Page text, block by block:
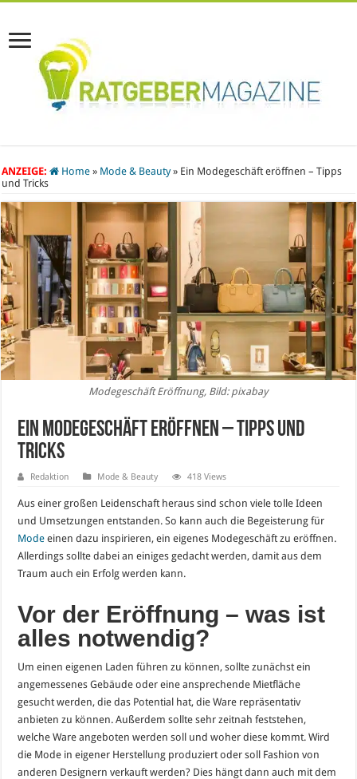
ANZEIGE: Home » Mode & Beauty » Ein Modegeschäft eröffnen – Tipps
und Tricks
Modegeschäft Eröffnung, Bild: pixabay
Ein Modegeschäft eröffnen – Tipps und
Tricks
Redaktion Mode & Beauty 418 Views
Aus einer großen Leidenschaft heraus sind schon viele tolle Ideen
und Umsetzungen entstanden. So kann auch die Begeisterung für
Mode einen dazu inspirieren, ein eigenes Modegeschäft zu eröffnen.
Allerdings sollte dabei an einiges gedacht werden, damit aus dem
Traum auch ein Erfolg werden kann.
Vor der Eröffnung – was ist
alles notwendig?
Um einen eigenen Laden führen zu können, sollte zunächst ein
angemessenes Gebäude oder eine ansprechende Mietfläche
gesucht werden, die das Potential hat, die Ware repräsentativ
anbieten zu können. Außerdem sollte sehr zeitnah feststehen,
welche Ware angeboten werden soll und woher diese kommt. Wird
die Mode in eigener Herstellung produziert oder soll Fashion von
anderen Designern verkauft werden? Dies hängt dann auch mit dem